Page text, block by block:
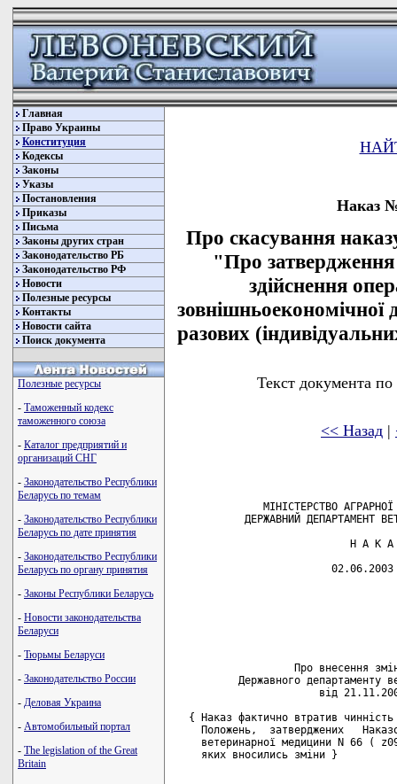
Главная
Право Украины
Конституция
Кодексы
Законы
Указы
Постановления
Приказы
Письма
Законы других стран
Законодательство РБ
Законодательство РФ
Новости
Полезные ресурсы
Контакты
Новости сайта
Поиск документа
Полезные ресурсы
- Таможенный кодекс
таможенного союза
- Каталог предприятий и
организаций СНГ
- Законодательство Республики
Беларусь по темам
- Законодательство Республики
Беларусь по дате принятия
- Законодательство Республики
Беларусь по органу принятия
- Законы Республики Беларусь
- Новости законодательства
Беларуси
- Тюрьмы Беларуси
- Законодательство России
- Деловая Украина
- Автомобильный портал
- The legislation of the Great
Britain
Наказ №
Про скасування
"Про затвердження
здійснення
зовнішньоекономічної
разових
Текст документа
<< Назад |
МІНІСТЕРСТВО
ДЕРЖАВНИЙ ДЕПАРТАМЕНТ
Н А К А
02.06.2003
Про внесення
Державного департаменту
від
{ Наказ фактично втратив
Положень,  затверджених
ветеринарної медицини N 66 (
    яких вносились зміни }